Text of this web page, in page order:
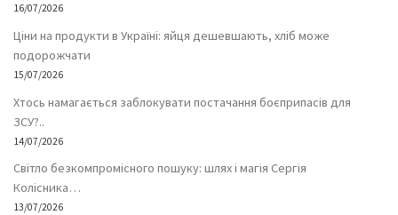
16/07/2026
Ціни на продукти в Україні: яйця дешевшають, хліб може
подорожчати
15/07/2026
Хтось намагається заблокувати постачання боєприпасів для
ЗСУ?..
14/07/2026
Світло безкомпромісного пошуку: шлях і магія Сергія
Колісника…
13/07/2026